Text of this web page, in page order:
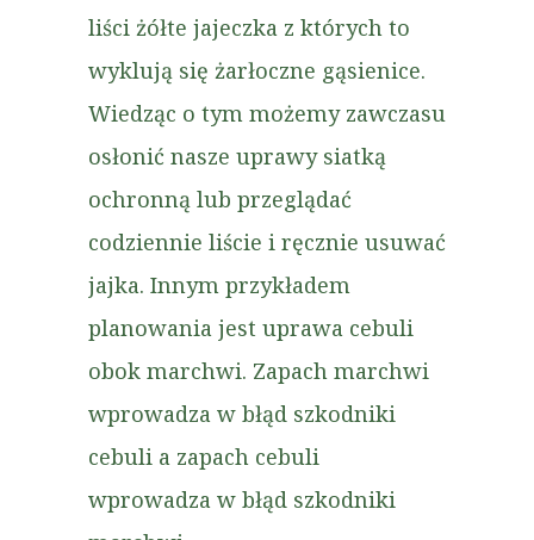
liści żółte jajeczka z których to
wyklują się żarłoczne gąsienice.
Wiedząc o tym możemy zawczasu
osłonić nasze uprawy siatką
ochronną lub przeglądać
codziennie liście i ręcznie usuwać
jajka. Innym przykładem
planowania jest uprawa cebuli
obok marchwi. Zapach marchwi
wprowadza w błąd szkodniki
cebuli a zapach cebuli
wprowadza w błąd szkodniki